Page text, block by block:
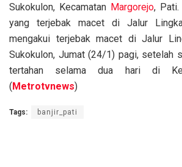
Sukokulon, Kecamatan Margorejo, Pati.
yang terjebak macet di Jalur
mengakui terjebak macet di Jalur
Sukokulon, Jumat (24/1) pagi, setelah
tertahan selama dua hari di
(Metrotvnews)
Tags: banjir_pati